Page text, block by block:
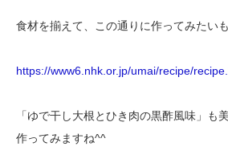
食材を揃えて、この通りに作ってみたいも
https://www6.nhk.or.jp/umai/recipe/
「ゆで干し大根とひき肉の黒酢風味」も
作ってみますね^^